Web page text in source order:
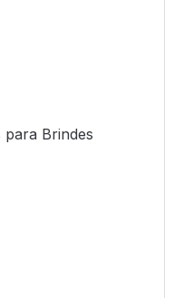
para Brindes